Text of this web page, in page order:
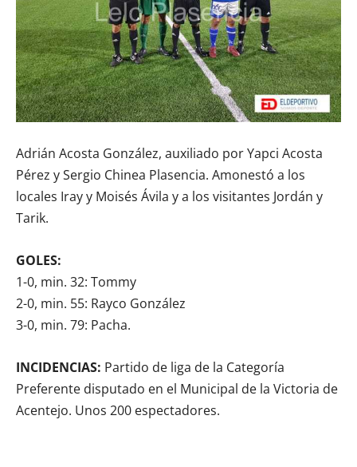
Adrián Acosta González, auxiliado por Yapci Acosta
Pérez y Sergio Chinea Plasencia. Amonestó a los
locales Iray y Moisés Ávila y a los visitantes Jordán y
Tarik.
GOLES:
1-0, min. 32: Tommy
2-0, min. 55: Rayco González
3-0, min. 79: Pacha.
INCIDENCIAS: Partido de liga de la Categoría
Preferente disputado en el Municipal de la Victoria de
Acentejo. Unos 200 espectadores.